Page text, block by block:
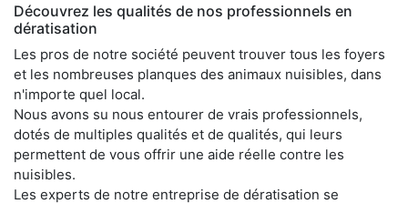
Découvrez les qualités de nos professionnels en
dératisation
Les pros de notre société peuvent trouver tous les foyers
et les nombreuses planques des animaux nuisibles, dans
n'importe quel local.
Nous avons su nous entourer de vrais professionnels,
dotés de multiples qualités et de qualités, qui leurs
permettent de vous offrir une aide réelle contre les
nuisibles.
Les experts de notre entreprise de dératisation se